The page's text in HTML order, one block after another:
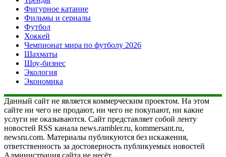
Фигурное катание
Фильмы и сериалы
Футбол
Хоккей
Чемпионат мира по футболу 2026
Шахматы
Шоу-бизнес
Экология
Экономика
Данный сайт не является коммерческим проектом. На этом
сайте ни чего не продают, ни чего не покупают, ни какие
услуги не оказываются. Сайт представляет собой ленту
новостей RSS канала news.rambler.ru, kommersant.ru,
newsru.com. Материалы публикуются без искажения,
ответственность за достоверность публикуемых новостей
Администрация сайта не несёт.